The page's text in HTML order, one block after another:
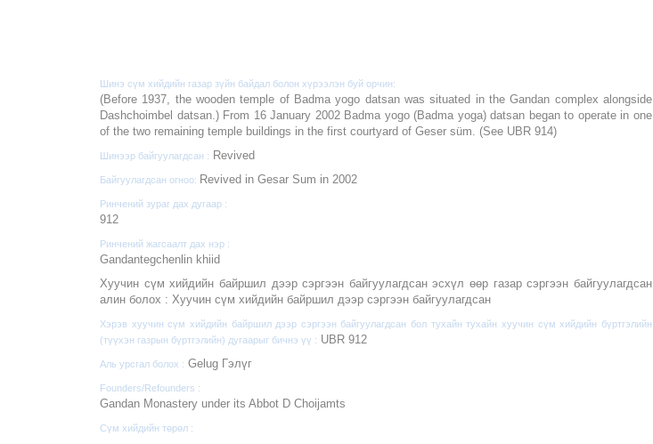
Шинэ сүм хийдийн газар зүйн байдал болон хүрээлэн буй орчин:
(Before 1937, the wooden temple of Badma yogo datsan was situated in the Gandan complex alongside
Dashchoimbel datsan.) From 16 January 2002 Badma yogo (Badma yoga) datsan began to operate in one
of the two remaining temple buildings in the first courtyard of Geser süm. (See UBR 914)
Шинээр байгуулагдсан : Revived
Байгуулагдсан огноо: Revived in Gesar Sum in 2002
Ринчений зураг дах дугаар :
912
Ринчений жагсаалт дах нэр :
Gandantegchenlin khiid
Хуучин сүм хийдийн байршил дээр сэргээн байгуулагдсан эсхүл өөр газар сэргээн байгуулагдсан
алин болох : Хуучин сүм хийдийн байршил дээр сэргээн байгуулагдсан
Хэрэв хуучин сүм хийдийн байршил дээр сэргээн байгуулагдсан бол тухайн тухайн хуучин сүм хийдийн бүртгэлийн
(түүхэн газрын бүртгэлийн) дугаарыг бичнэ үү : UBR 912
Аль урсгал болох : Gelug Гэлүг
Founders/Refounders :
Gandan Monastery under its Abbot D Choijamts
Сүм хийдийн төрөл :